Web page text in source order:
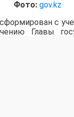
Фото: gov.kz
с
Главы